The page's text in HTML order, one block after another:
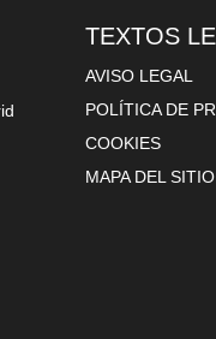
TEXTOS
AVISO LEGAL
POLÍTICA DE
COOKIES
MAPA DEL SITIO